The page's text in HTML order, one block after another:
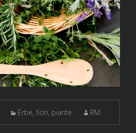
Erbe, fiori, piante RM